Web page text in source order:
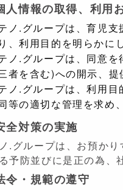
人情報の取得、利用
ノ.グループは、育児
り、利用目的を明らかに
ノ.グループは、同意
者を含む)への開示、提
ノ.グループは、利用
等の適切な管理を求め
全対策の実施
.グループは、お預か
予防並びに是正の為、
令・規範の遵守